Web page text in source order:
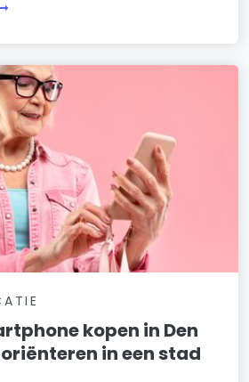
kopen in Den
in een stad